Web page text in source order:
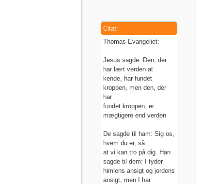
Citat:
Thomas Evangeliet:
Jesus sagde: Den, der
har lært verden at
kende, har fundet
kroppen, men den, der
har
fundet kroppen, er
mægtigere end verden
De sagde til ham: Sig os,
hvem du er, så
at vi kan tro på dig. Han
sagde til dem: I tyder
himlens ansigt og jordens
ansigt, men I har